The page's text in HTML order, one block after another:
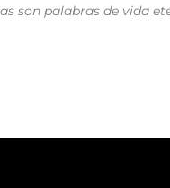
son palabras de vida